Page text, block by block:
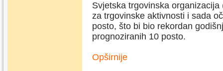
Svjetska trgovinska
za trgovinske aktivnosti i sada
posto, što bi bio rekordan
prognoziranih 10 posto.
Opširnije